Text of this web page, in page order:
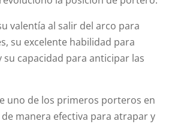
valentía al salir del arco para
su excelente habilidad para
capacidad para anticipar las
uno de los primeros porteros en
manera efectiva para atrapar y